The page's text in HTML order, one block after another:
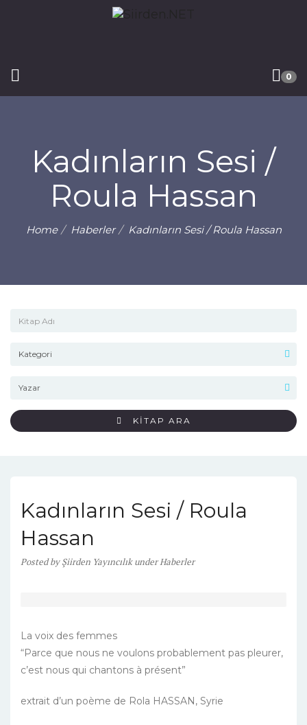
0
Kadınların Sesi /
Roula Hassan
Home Haberler Kadınların Sesi / Roula Hassan
KİTAP ARA
Kadınların Sesi / Roula
Hassan
PostedbyŞiirden Yayıncılık underHaberler
La voix des femmes
“Parce que nous ne voulons probablement pas pleurer,
c’est nous qui chantons à présent”
extrait d’un poème de Rola HASSAN, Syrie